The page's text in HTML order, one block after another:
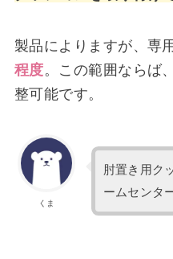
製品によりますが、専
程度。この範囲ならば
整可能です。
くま
肘置き用ク
ームセンタ